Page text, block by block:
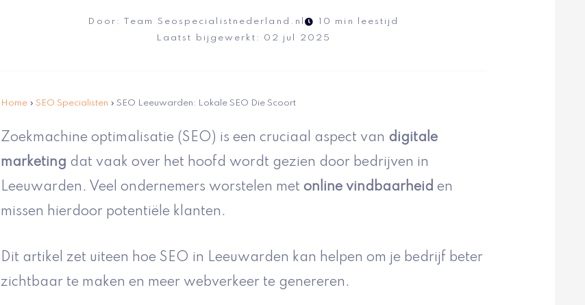
Door: Team Seospecialistnederland.nl
10 min leestijd
Laatst bijgewerkt:
02 jul 2025
Home » SEO Specialisten » SEO Leeuwarden: Lokale SEO Die Scoort
Zoekmachine optimalisatie (SEO) is een cruciaal aspect van digitale
marketing dat vaak over het hoofd wordt gezien door bedrijven in
Leeuwarden. Veel ondernemers worstelen met online vindbaarheid en
missen hierdoor potentiële klanten.
Dit artikel zet uiteen hoe SEO in Leeuwarden kan helpen om je bedrijf beter
zichtbaar te maken en meer webverkeer te genereren.